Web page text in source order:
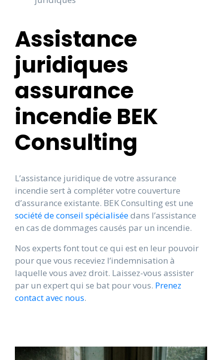
Assistance
juridiques
assurance
incendie BEK
Consulting
L’assistance juridique de votre assurance
incendie sert à compléter votre couverture
d’assurance existante. BEK Consulting est une
société de conseil spécialiséedans l’assistance
en cas de dommages causés par un incendie.
Nos experts font tout ce qui est en leur pouvoir
pour que vous receviez l’indemnisation à
laquelle vous avez droit. Laissez-vous assister
par un expert qui se bat pour vous. Prenez
contact avec nous.